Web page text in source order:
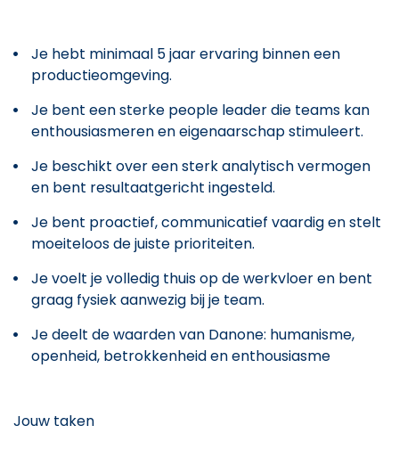
Je hebt minimaal 5 jaar ervaring binnen een
productieomgeving.
Je bent een sterke people leader die teams kan
enthousiasmeren en eigenaarschap stimuleert.
Je beschikt over een sterk analytisch vermogen
en bent resultaatgericht ingesteld.
Je bent proactief, communicatief vaardig en stelt
moeiteloos de juiste prioriteiten.
Je voelt je volledig thuis op de werkvloer en bent
graag fysiek aanwezig bij je team.
Je deelt de waarden van Danone: humanisme,
openheid, betrokkenheid en enthousiasme
Jouw taken